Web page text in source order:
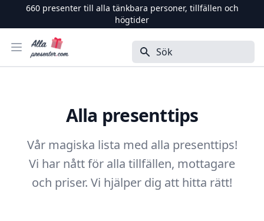
660presenter till alla tänkbara personer, tillfällen och
högtider
Öppna menyn
Alla Presenter Sök
Alla presenttips
Vår magiska lista med alla presenttips!
Vi har nått för alla tillfällen, mottagare
och priser. Vi hjälper dig att hitta rätt!